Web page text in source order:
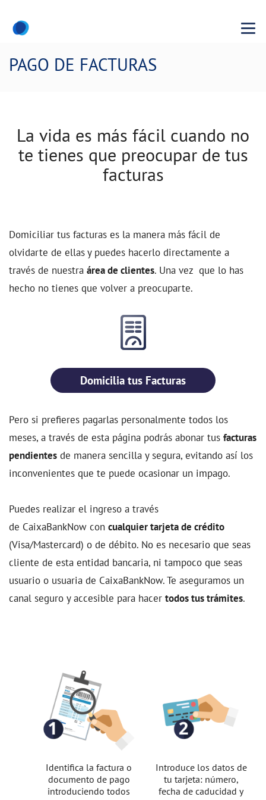
Menu
PAGO DE FACTURAS
La vida es más fácil cuando no
te tienes que preocupar de tus
facturas
Domiciliar tus facturas es la manera más fácil de
olvidarte de ellasy puedes hacerlo directamente a
través de nuestra área de clientes. Una vez que lo has
hecho no tienes que volver a preocuparte.
Domicilia tus Facturas
Pero si prefieres pagarlas personalmente todos los
meses, a través de esta página podrás abonar tus facturas
pendientes de manera sencilla y segura, evitando así los
inconvenientes que te puede ocasionar un impago.
Puedes realizar el ingreso a través
de CaixaBankNow con cualquier tarjeta de crédito
(Visa/Mastercard) o de débito. No es necesario que seas
cliente de esta entidad bancaria, ni tampoco que seas
usuario o usuaria de CaixaBankNow. Te aseguramos un
canal seguro y accesible para hacer todos tus trámites.
Identifica la factura o
documento de pago
introduciendo todos
Introduce los datos de
tu tarjeta: número,
fecha de caducidad y